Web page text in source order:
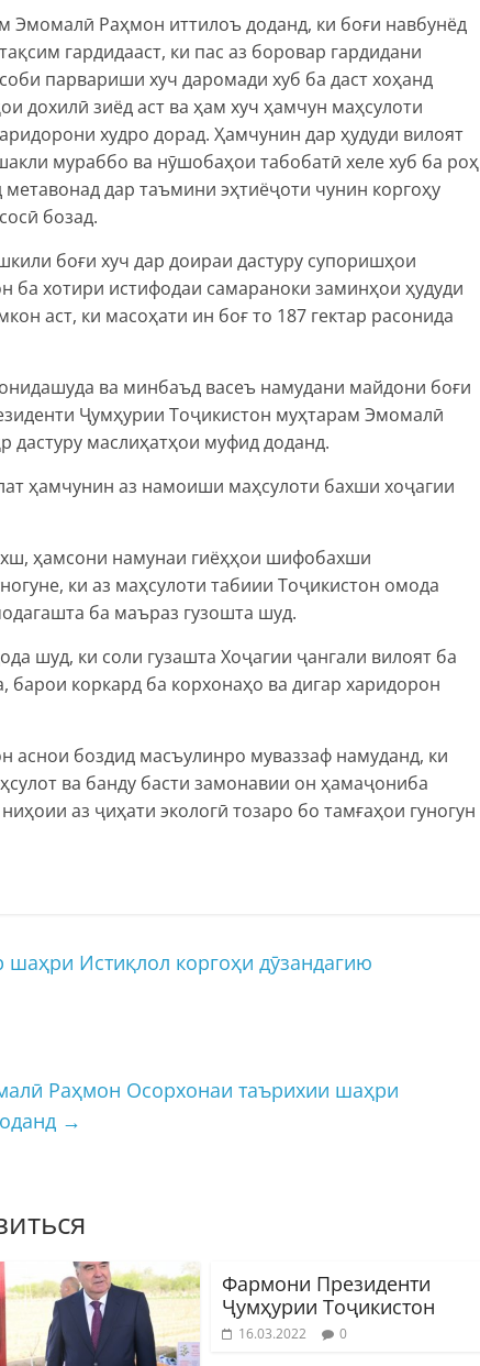
Эмомалӣ Раҳмон иттилоъ доданд, ки боғи навбунёд
гардидааст, ки пас аз боровар гардидани
парвариши хуч даромади хуб ба даст хоҳанд
дохилӣ зиёд аст ва ҳам хуч ҳамчун маҳсулоти
худро дорад. Ҳамчунин дар ҳудуди вилоят
мураббо ва нӯшобаҳои табобатӣ хеле хуб ба роҳ
дар таъмини эҳтиёҷоти чунин коргоҳу
бозад.
боғи хуч дар доираи дастуру супоришҳои
хотири истифодаи самараноки заминҳои ҳудуди
аст, ки масоҳати ин боғ то 187 гектар расонида
ва минбаъд васеъ намудани майдони боғи
Ҷумҳурии Тоҷикистон муҳтарам Эмомалӣ
маслиҳатҳои муфид доданд.
ҳамчунин аз намоиши маҳсулоти бахши хоҷагии
ҳамсони намунаи гиёҳҳои шифобахши
ки аз маҳсулоти табиии Тоҷикистон омода
ба маъраз гузошта шуд.
шуд, ки соли гузашта Хоҷагии ҷангали вилоят ба
коркард ба корхонаҳо ва дигар харидорон
боздид масъулинро муваззаф намуданд, ки
ва банду басти замонавии он ҳамаҷониба
аз ҷиҳати экологӣ тозаро бо тамғаҳои гуногун
Истиқлол коргоҳи дӯзандагию
Раҳмон Осорхонаи таърихии шаҳри
→
Фармони Президенти
Ҷумҳурии Тоҷикистон
16.03.2022 0